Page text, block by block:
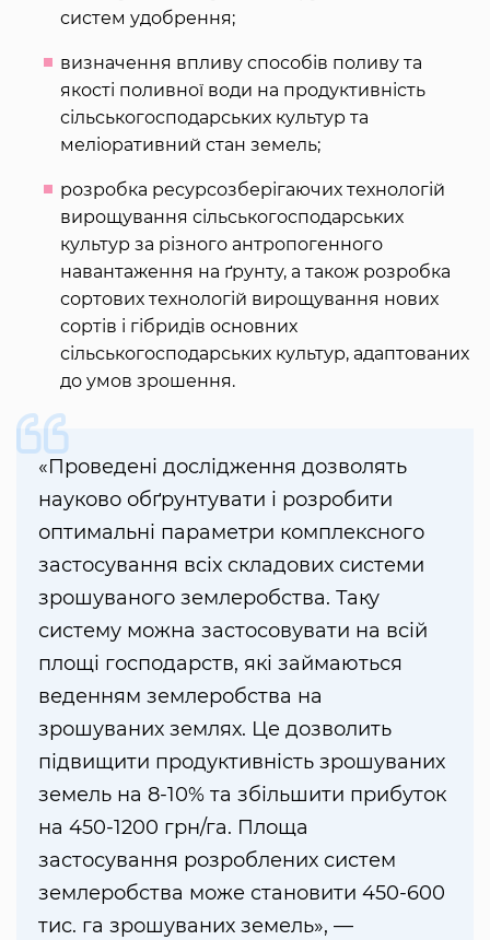
систем удобрення;
визначення впливу способів поливу та
якості поливної води на продуктивність
сільськогосподарських культур та
меліоративний стан земель;
розробка ресурсозберігаючих технологій
вирощування сільськогосподарських
культур за різного антропогенного
навантаження на ґрунту, а також розробка
сортових технологій вирощування нових
сортів і гібридів основних
сільськогосподарських культур, адаптованих
до умов зрошення.
«Проведені дослідження дозволять
науково обґрунтувати і розробити
оптимальні параметри комплексного
застосування всіх складових системи
зрошуваного землеробства. Таку
систему можна застосовувати на всій
площі господарств, які займаються
веденням землеробства на
зрошуваних землях. Це дозволить
підвищити продуктивність зрошуваних
земель на 8-10% та збільшити прибуток
на 450-1200 грн/га. Площа
застосування розроблених систем
землеробства може становити 450-600
тис. га зрошуваних земель», —